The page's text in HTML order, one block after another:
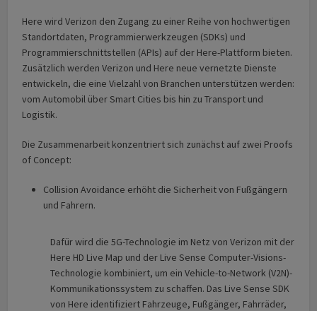
Here wird Verizon den Zugang zu einer Reihe von hochwertigen
Standortdaten, Programmierwerkzeugen (SDKs) und
Programmierschnittstellen (APIs) auf der Here-Plattform bieten.
Zusätzlich werden Verizon und Here neue vernetzte Dienste
entwickeln, die eine Vielzahl von Branchen unterstützen werden:
vom Automobil über Smart Cities bis hin zu Transport und
Logistik.
Die Zusammenarbeit konzentriert sich zunächst auf zwei Proofs
of Concept:
Collision Avoidance erhöht die Sicherheit von Fußgängern
und Fahrern.
Dafür wird die 5G-Technologie im Netz von Verizon mit der
Here HD Live Map und der Live Sense Computer-Visions-
Technologie kombiniert, um ein Vehicle-to-Network (V2N)-
Kommunikationssystem zu schaffen. Das Live Sense SDK
von Here identifiziert Fahrzeuge, Fußgänger, Fahrräder,